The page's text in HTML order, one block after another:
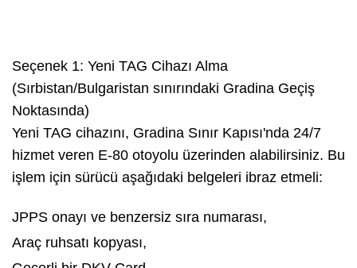
Seçenek 1: Yeni TAG Cihazı Alma
(Sırbistan/Bulgaristan sınırındaki Gradina Geçiş
Noktasında)
Yeni TAG cihazını, Gradina Sınır Kapısı'nda 24/7
hizmet veren E-80 otoyolu üzerinden alabilirsiniz. Bu
işlem için sürücü aşağıdaki belgeleri ibraz etmeli:
JPPS onayı ve benzersiz sıra numarası,
Araç ruhsatı kopyası,